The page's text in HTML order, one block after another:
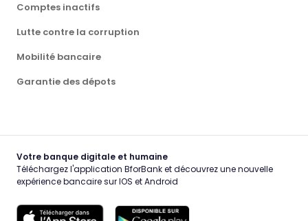
Comptes inactifs
Lutte contre la corruption
Mobilité bancaire
Garantie des dépots
Votre banque digitale et humaine
Téléchargez l'application BforBank et découvrez une nouvelle
expérience bancaire sur IOS et Android